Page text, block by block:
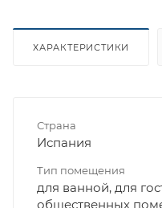
ХАРАКТЕРИСТИКИ
Страна
Испания
Тип помещения
для ванной, для
общественных